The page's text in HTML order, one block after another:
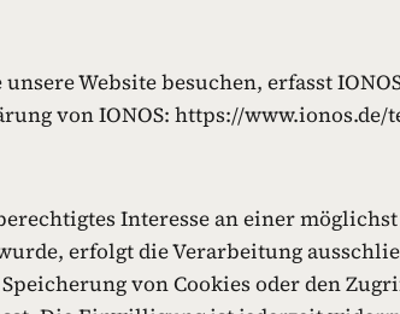
Website besuchen, erfasst
von IONOS: https://www.ionos.de/
Interesse an einer möglichst
erfolgt die Verarbeitung
von Cookies oder den